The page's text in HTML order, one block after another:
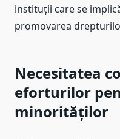
instituții care se
promovarea
Necesitatea
eforturilor
minorităților